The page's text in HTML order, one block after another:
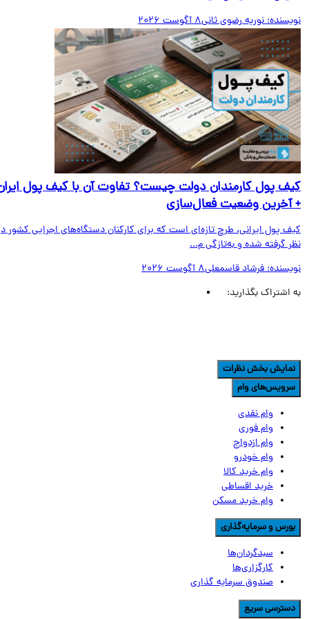
نوریه رضوی ثانی8 آگوست 2026
پول کارمندان دولت چیست؟ تفاوت آن با کیف پول ایران
وضعیت فعال‌سازی
پول ایرانی، طرح تازه‌ای است که برای کارکنان دستگاه‌های اجرایی کشور در
گرفته شده و به‌تازگی م...
فرشاد قاسمعلی8 آگوست 2026
اشتراک بگذارید:
بخش نظرات
وام
وام نقدی
وام فوری
وام ازدواج
وام خودرو
وام خرید کالا
خرید اقساطی
وام خرید مسکن
و سرمایه‌گذاری
سبدگردان‌ها
کارگزاری‌ها
صندوق سرمایه گذاری
سریع